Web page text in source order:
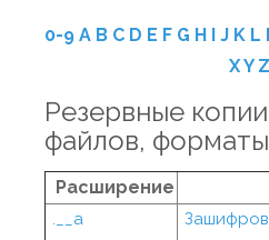
0-9 A B C D E F G H I J K L
XY Z
Резервные
файлов,
Расширение
.__a